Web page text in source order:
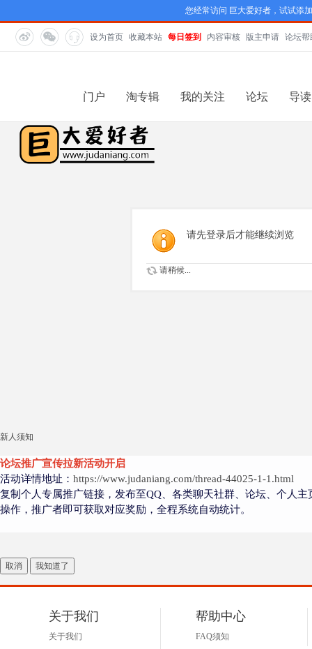
您经常访问 巨大爱好者，试试添
设为首页 收藏本站 每日签到 内容审核 版主申请 论坛帮
门户 淘专辑 我的关注 论坛 导读
请先登录后才能继续浏览
请稍候...
新人须知
论坛推广宣传拉新活动开启
活动详情地址： https://www.judaniang.com/thread-44025-1-1.html
复制个人专属推广链接，发布至QQ、各类聊天社群、论坛、个人
操作，推广者即可获取对应奖励，全程系统自动统计。
取消 我知道了
关于我们
关于我们
帮助中心
FAQ须知